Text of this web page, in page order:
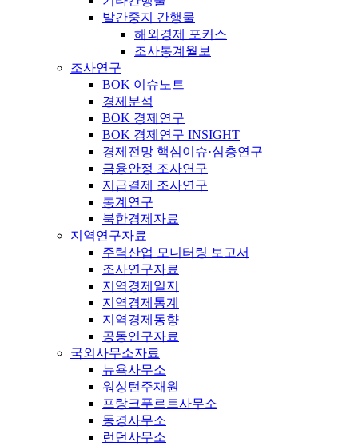
발간중지 간행물
해외경제 포커스
조사통계월보
조사연구
BOK 이슈노트
경제분석
BOK 경제연구
BOK 경제연구 INSIGHT
경제전망 핵심이슈·심층연구
금융안정 조사연구
지급결제 조사연구
통계연구
북한경제자료
지역연구자료
주력산업 모니터링 보고서
조사연구자료
지역경제일지
지역경제통계
지역경제동향
공동연구자료
국외사무소자료
뉴욕사무소
워싱턴주재원
프랑크푸르트사무소
동경사무소
런던사무소